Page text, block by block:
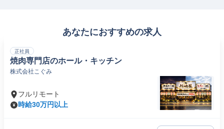
あなたにおすすめの求人
正社員
焼肉専門店のホール・キッチン
株式会社こぐみ
フルリモート
時給30万円以上